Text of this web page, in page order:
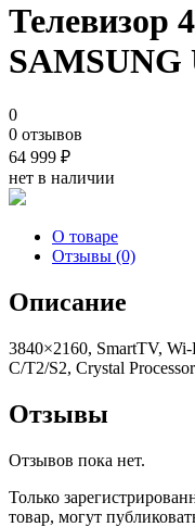
Телевизор
SAMSUNG
0
0 отзывов
64 999 ₽
нет в наличии
О товаре
Отзывы (0)
Описание
3840×2160, SmartTV,
C/T2/S2, Crystal
Отзывы
Отзывов пока нет.
Только
товар, могут